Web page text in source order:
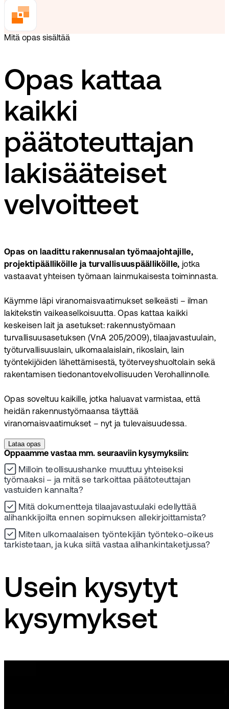
Mitä opas sisältää
Opas kattaa
kaikki
päätoteuttajan
lakisääteiset
velvoitteet
Opas on laadittu rakennusalan työmaajohtajille,
projektipäälliköille ja turvallisuuspäälliköille, jotka
vastaavat yhteisen työmaan lainmukaisesta toiminnasta.
Käymme läpi viranomaisvaatimukset selkeästi – ilman
lakitekstin vaikeaselkoisuutta. Opas kattaa kaikki
keskeisen lait ja asetukset: rakennustyömaan
turvallisuusasetuksen (VnA 205/2009), tilaajavastuulain,
työturvallisuuslain, ulkomaalaislain, rikoslain, lain
työntekijöiden lähettämisestä, työterveyshuoltolain sekä
rakentamisen tiedonantovelvollisuuden Verohallinnolle.
Opas soveltuu kaikille, jotka haluavat varmistaa, että
heidän rakennustyömaansa täyttää
viranomaisvaatimukset – nyt ja tulevaisuudessa.
Lataa opas
Oppaamme vastaa mm. seuraaviin kysymyksiin:
Milloin teollisuushanke muuttuu yhteiseksi
työmaaksi – ja mitä se tarkoittaa päätoteuttajan
vastuiden kannalta?
Mitä dokumentteja tilaajavastuulaki edellyttää
alihankkijoilta ennen sopimuksen allekirjoittamista?
Miten ulkomaalaisen työntekijän työnteko-oikeus
tarkistetaan, ja kuka siitä vastaa alihankintaketjussa?
Usein kysytyt
kysymykset